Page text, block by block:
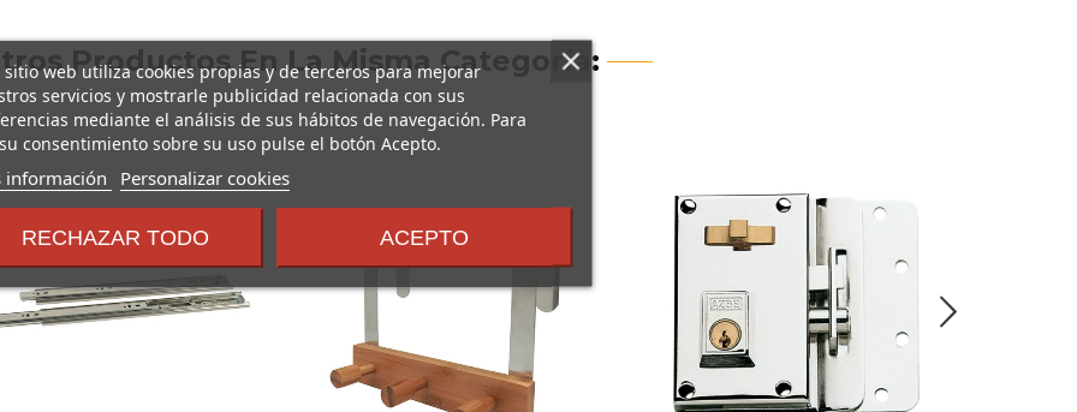
Productos En La Misma Categoría:
sitio web utiliza cookies propias y de terceros para mejorar
servicios y mostrarle publicidad relacionada con sus
mediante el análisis de sus hábitos de navegación. Para
consentimiento sobre su uso pulse el botón Acepto.
información
sobre
y
condiciones
Personalizar cookies
RECHAZAR TODO ACEPTO